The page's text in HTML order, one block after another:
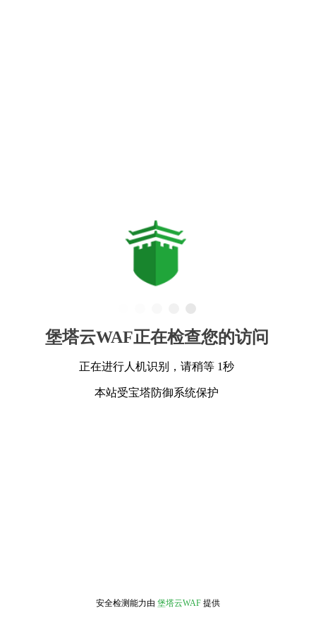
堡塔云WAF正在检查您的访问
正在进行人机识别，请稍等 1秒
本站受宝塔防御系统保护
安全检测能力由 堡塔云WAF 提供